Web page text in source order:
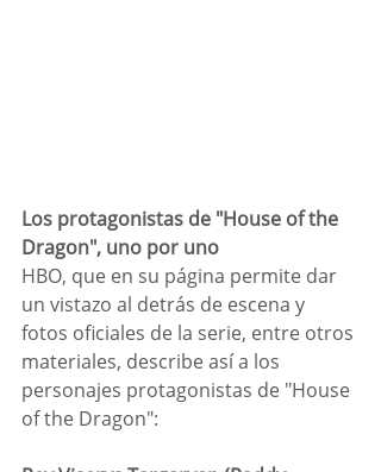
Los protagonistas de "House of the
Dragon", uno por uno
HBO, que en su página permite dar
un vistazo al detrás de escena y
fotos oficiales de la serie, entre otros
materiales, describe así a los
personajes protagonistas de "House
of the Dragon":